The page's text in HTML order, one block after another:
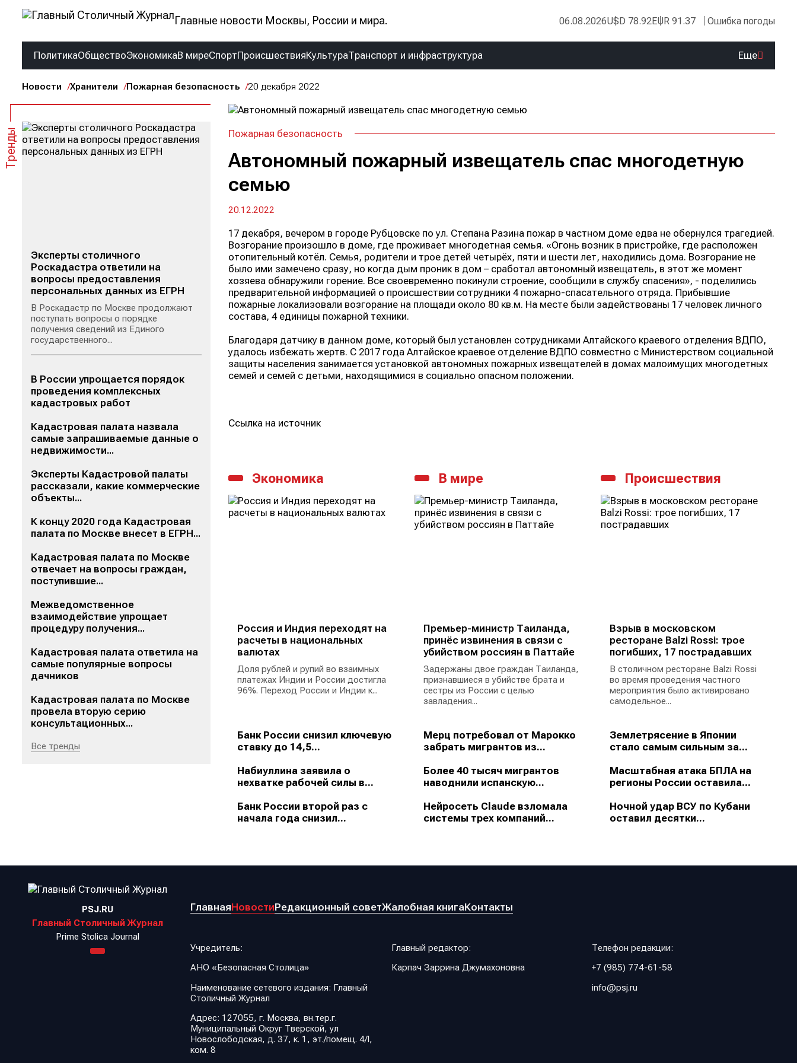
Главные новости Москвы, России и мира. 06.08.2026USD 78.92EUR 91.37 Ошибка погоды
ПолитикаОбществоЭкономикаВ миреСпортПроисшествияКультураТранспорт и инфраструктура Еще
Новости Хранители Пожарная безопасность 20 декабря 2022
Пожарная безопасность
Автономный пожарный извещатель спас многодетную
семью
20.12.2022
17 декабря, вечером в городе Рубцовске по ул. Степана Разина пожар в частном доме едва не обернулся трагедией.
Возгорание произошло в доме, где проживает многодетная семья. «Огонь возник в пристройке, где расположен
отопительный котёл. Семья, родители и трое детей четырёх, пяти и шести лет, находились дома. Возгорание не
было ими замечено сразу, но когда дым проник в дом – сработал автономный извещатель, в этот же момент
хозяева обнаружили горение. Все своевременно покинули строение, сообщили в службу спасения», - поделились
предварительной информацией о происшествии сотрудники 4 пожарно-спасательного отряда. Прибывшие
пожарные локализовали возгорание на площади около 80 кв.м. На месте были задействованы 17 человек личного
состава, 4 единицы пожарной техники.
Благодаря датчику в данном доме, который был установлен сотрудниками Алтайского краевого отделения ВДПО,
удалось избежать жертв. С 2017 года Алтайское краевое отделение ВДПО совместно с Министерством социальной
защиты населения занимается установкой автономных пожарных извещателей в домах малоимущих многодетных
семей и семей с детьми, находящимися в социально опасном положении.
Ссылка на источник
Экономика
Россия и Индия переходят на
расчеты в национальных
валютах
Доля рублей и рупий во взаимных
платежах Индии и России достигла
96%. Переход России и Индии к...
Банк России снизил ключевую
ставку до 14,5...
Набиуллина заявила о
нехватке рабочей силы в...
Банк России второй раз с
начала года снизил...
В мире
Премьер-министр Таиланда,
принёс извинения в связи с
убийством россиян в Паттайе
Задержаны двое граждан Таиланда,
признавшиеся в убийстве брата и
сестры из России с целью
завладения...
Мерц потребовал от Марокко
забрать мигрантов из...
Более 40 тысяч мигрантов
наводнили испанскую...
Нейросеть Claude взломала
системы трех компаний...
Происшествия
Взрыв в московском
ресторане Balzi Rossi: трое
погибших, 17 пострадавших
В столичном ресторане Balzi Rossi
во время проведения частного
мероприятия было активировано
самодельное...
Землетрясение в Японии
стало самым сильным за...
Масштабная атака БПЛА на
регионы России оставила...
Ночной удар ВСУ по Кубани
оставил десятки...
Тренды
Эксперты столичного
Роскадастра ответили на
вопросы предоставления
персональных данных из ЕГРН
В Роскадастр по Москве продолжают
поступать вопросы о порядке
получения сведений из Единого
государственного...
В России упрощается порядок
проведения комплексных
кадастровых работ
Кадастровая палата назвала
самые запрашиваемые данные о
недвижимости...
Эксперты Кадастровой палаты
рассказали, какие коммерческие
объекты...
К концу 2020 года Кадастровая
палата по Москве внесет в ЕГРН...
Кадастровая палата по Москве
отвечает на вопросы граждан,
поступившие...
Межведомственное
взаимодействие упрощает
процедуру получения...
Кадастровая палата ответила на
самые популярные вопросы
дачников
Кадастровая палата по Москве
провела вторую серию
консультационных...
Все тренды
PSJ.RU
Главный Столичный Журнал
Prime Stolica Journal
ГлавнаяНовостиРедакционный советЖалобная книгаКонтакты
Учредитель:
АНО «Безопасная Столица»
Наименование сетевого издания: Главный
Столичный Журнал
Адрес: 127055, г. Москва, вн.тер.г.
Муниципальный Округ Тверской, ул
Новослободская, д. 37, к. 1, эт./помещ. 4/I,
ком. 8
Главный редактор:
Карпач Заррина Джумахоновна
Телефон редакции:
+7 (985) 774-61-58
info@psj.ru